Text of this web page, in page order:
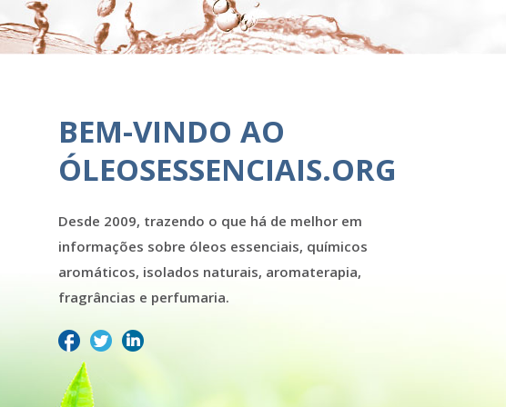
BEM-VINDO AO
ÓLEOSESSENCIAIS.ORG
Desde 2009, trazendo o que há de melhor em
informações sobre óleos essenciais, químicos
aromáticos, isolados naturais, aromaterapia,
fragrâncias e perfumaria.